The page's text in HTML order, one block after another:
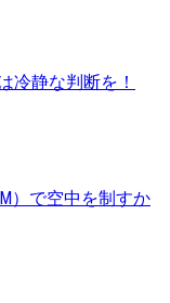
冷静な判断を！
）で空中を制すか